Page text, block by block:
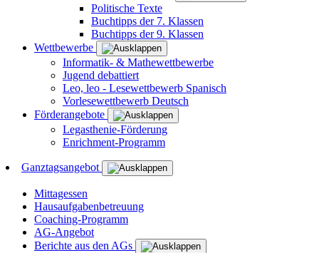
Politische Texte
Buchtipps der 7. Klassen
Buchtipps der 9. Klassen
Wettbewerbe
Informatik- & Mathewettbewerbe
Jugend debattiert
Leo, leo - Lesewettbewerb Spanisch
Vorlesewettbewerb Deutsch
Förderangebote
Legasthenie-Förderung
Enrichment-Programm
Ganztagsangebot
Mittagessen
Hausaufgabenbetreuung
Coaching-Programm
AG-Angebot
Berichte aus den AGs